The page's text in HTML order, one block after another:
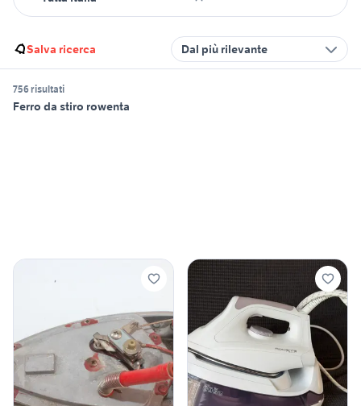
Salva ricerca Dal più rilevante
756 risultati
Ferro da stiro rowenta